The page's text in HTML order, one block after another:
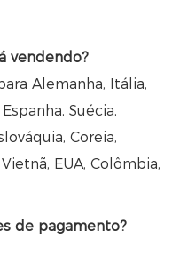
vendendo?
Alemanha, Itália,
Suécia,
Coreia,
EUA, Colômbia,
de pagamento?